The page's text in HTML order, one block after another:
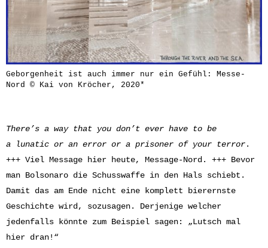
Geborgenheit ist auch immer nur ein Gefühl: Messe-
Nord © Kai von Kröcher, 2020*
There’s a way that you don’t ever have to be
a lunatic or an error or a prisoner of your terror.
+++ Viel Message hier heute, Message-Nord. +++ Bevor
man Bolsonaro die Schusswaffe in den Hals schiebt.
Damit das am Ende nicht eine komplett bierernste
Geschichte wird, sozusagen. Derjenige welcher
jedenfalls könnte zum Beispiel sagen: „Lutsch mal
hier dran!“